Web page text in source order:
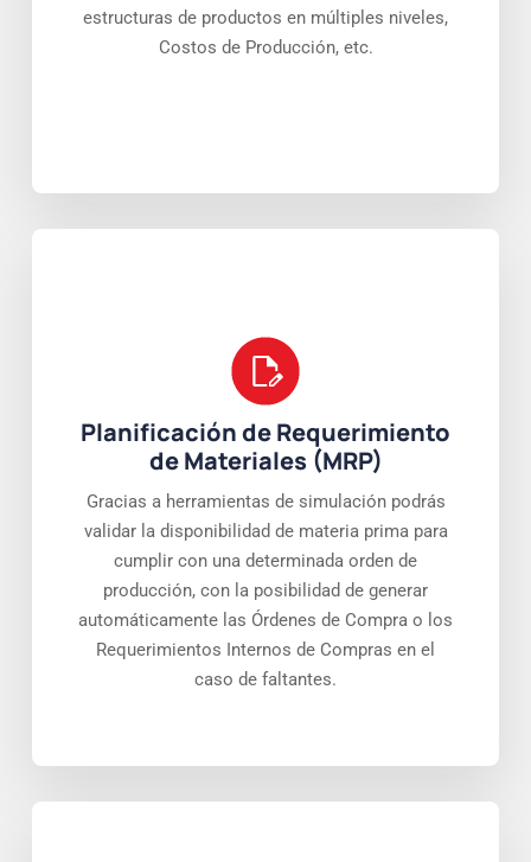
estructuras de productos en múltiples niveles,
Costos de Producción, etc.
Planificación de Requerimiento
de Materiales (MRP)
Gracias a herramientas de simulación podrás
validar la disponibilidad de materia prima para
cumplir con una determinada orden de
producción, con la posibilidad de generar
automáticamente las Órdenes de Compra o los
Requerimientos Internos de Compras en el
caso de faltantes.